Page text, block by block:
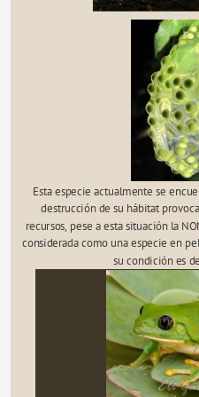
Esta especie actualmente se
destrucción de su hábitat
recursos, pese a esta situación la
considerada como una especie en
su condición es